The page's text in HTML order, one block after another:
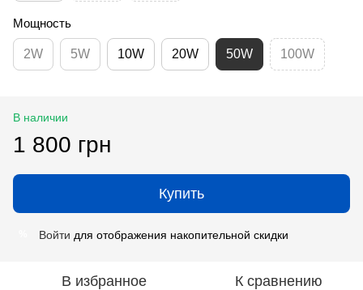
Мощность
2W 5W 10W 20W 50W 100W
В наличии
1 800 грн
Купить
Войти для отображения накопительной скидки
В избранное К сравнению